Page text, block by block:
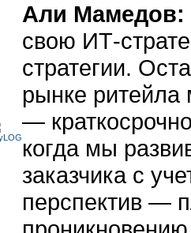
Али Мамедов:
свою ИТ-
стратегии.
рынке ритейла
—
когда мы
заказчика с
перспектив —